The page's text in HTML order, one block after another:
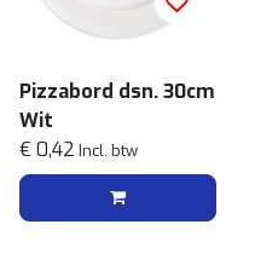
Pizzabord dsn. 30cm
Wit
€ 0,42 Incl. btw